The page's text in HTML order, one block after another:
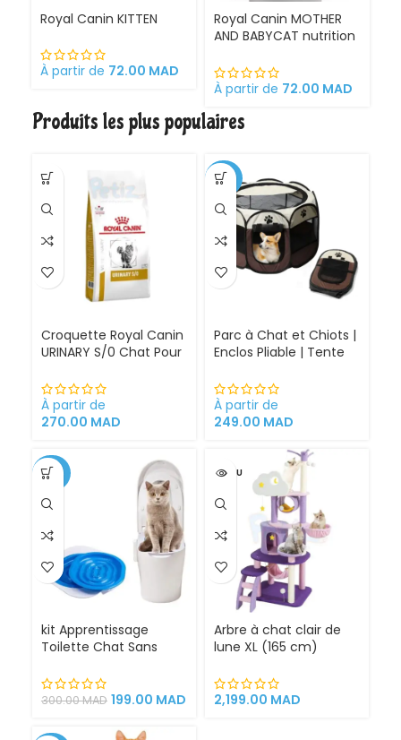
Royal Canin KITTEN
À partir de 72.00 MAD
Royal Canin MOTHER
AND BABYCAT nutrition
et ses chatons
Croquettes pour
gestantes/allaitantes
À partir de 72.00 MAD
Produits les plus populaires
Croquette Royal Canin
URINARY S/0 Chat Pour
Cystite régime
médicalisé
À partir de
270.00 MAD
-30%
Parc à Chat et Chiots |
Enclos Pliable | Tente
et extérieur
À partir de
249.00 MAD
-34%
kit Apprentissage
Toilette Chat Sans
300.00MAD 199.00 MAD
VENDU
Arbre à chat clair de
lune XL (165 cm)
chat griffoirs
2,199.00 MAD